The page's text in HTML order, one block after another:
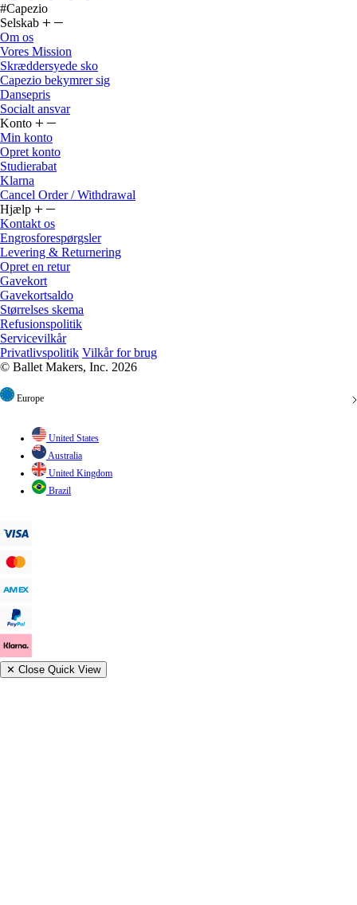
#Capezio
Selskab
Om os
Vores Mission
Skræddersyede sko
Capezio bekymrer sig
Dansepris
Socialt ansvar
Konto
Min konto
Opret konto
Studierabat
Klarna
Cancel Order / Withdrawal
Hjælp
Kontakt os
Engrosforespørgsler
Levering & Returnering
Opret en retur
Gavekort
Gavekortsaldo
Størrelses skema
Refusionspolitik
Servicevilkår
Privatlivspolitik Vilkår for brug
© Ballet Makers, Inc. 2026
Europe
United States
Australia
United Kingdom
Brazil
✕ Close Quick View